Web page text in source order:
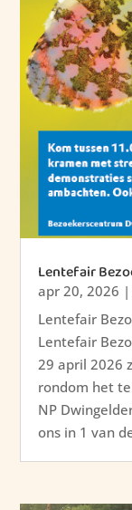
Lentefair
apr 20, 2026 |
Lentefair
Lentefair
29 april 2026
rondom het
NP
ons in 1 van